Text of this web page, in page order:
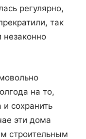
регулярно,
так
незаконно
на то,
сохранить
эти дома
строительным